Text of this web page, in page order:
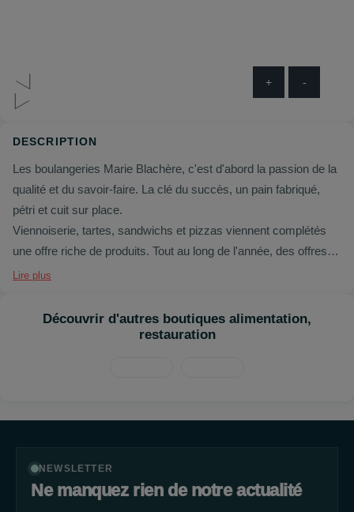
+ -
DESCRIPTION
Les boulangeries Marie Blachère, c'est d'abord la passion de la
qualité et du savoir-faire. La clé du succès, un pain fabriqué,
pétri et cuit sur place.
Viennoiserie, tartes, sandwichs et pizzas viennent complétés
une offre riche de produits. Tout au long de l'année, des offres
promotionnelles permanentes vous permettent de profiter de
Lire plus
Découvrir d'autres boutiques alimentation,
restauration
NEWSLETTER
Ne manquez rien de notre actualité